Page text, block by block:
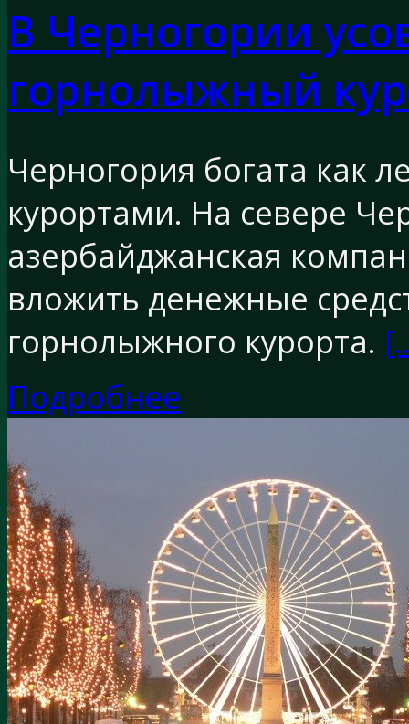
В Черногории
горнолыжный
Черногория богата как
курортами. На севере
азербайджанская
вложить денежные
горнолыжного курорта.
Подробнее